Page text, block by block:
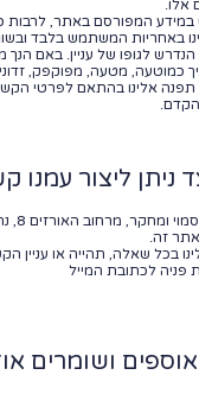
אלו.
במידע המפורסם באתר,
באחריות המשתמש בלבד
הנדרש לגופו של עניין. באם
כמוטעה, מטעה, מפוקפק,
תפנה אלינו בהתאם לפרטי
ניתן ליצור עמנו
חברת
זה.
בכל שאלה, תהייה או עניין
לכתובת המייל
ושומרים